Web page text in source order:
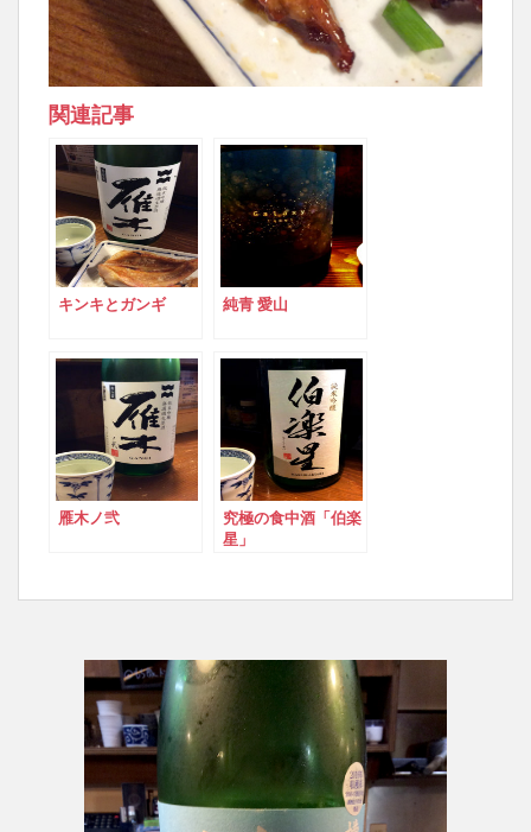
関連記事
キンキとガンギ 純青 愛山
雁木ノ弐
究極の食中酒「伯楽
星」